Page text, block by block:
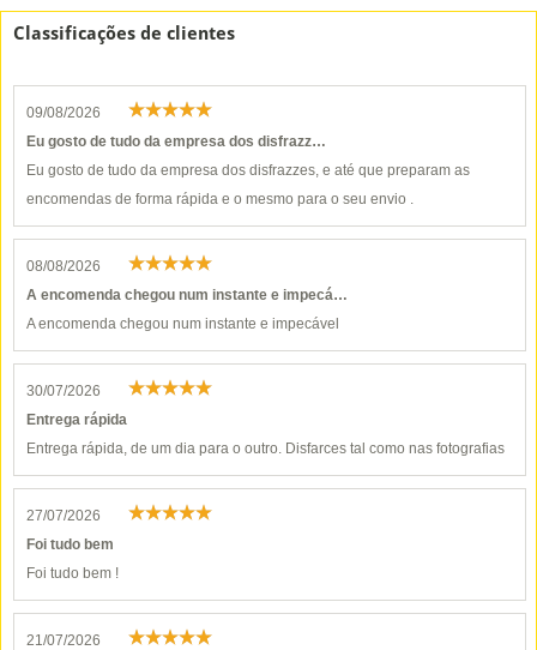
Classificações de clientes
09/08/2026
Eu gosto de tudo da empresa dos disfrazz…
Eu gosto de tudo da empresa dos disfrazzes, e até que preparam as
encomendas de forma rápida e o mesmo para o seu envio .
08/08/2026
A encomenda chegou num instante e impecá…
A encomenda chegou num instante e impecável
30/07/2026
Entrega rápida
Entrega rápida, de um dia para o outro. Disfarces tal como nas fotografias
27/07/2026
Foi tudo bem
Foi tudo bem !
21/07/2026